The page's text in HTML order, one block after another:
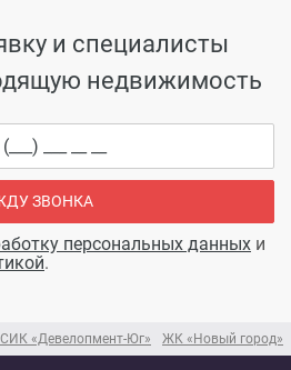
«Девелопмент-Юг» ЖК «Новый город»
и специалисты
недвижимость
ЗВОНКА
персональных данных и
.